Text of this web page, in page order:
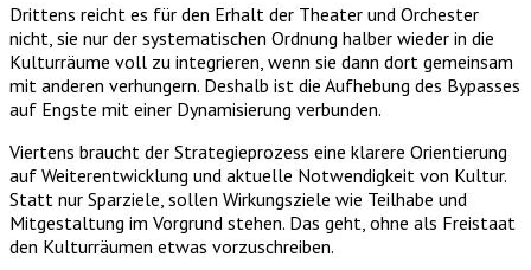
Drittens reicht es für den Erhalt der Theater und Orchester
nicht, sie nur der systematischen Ordnung halber wieder in die
Kulturräume voll zu integrieren, wenn sie dann dort gemeinsam
mit anderen verhungern. Deshalb ist die Aufhebung des Bypasses
auf Engste mit einer Dynamisierung verbunden.
Viertens braucht der Strategieprozess eine klarere Orientierung
auf Weiterentwicklung und aktuelle Notwendigkeit von Kultur.
Statt nur Sparziele, sollen Wirkungsziele wie Teilhabe und
Mitgestaltung im Vorgrund stehen. Das geht, ohne als Freistaat
den Kulturräumen etwas vorzuschreiben.